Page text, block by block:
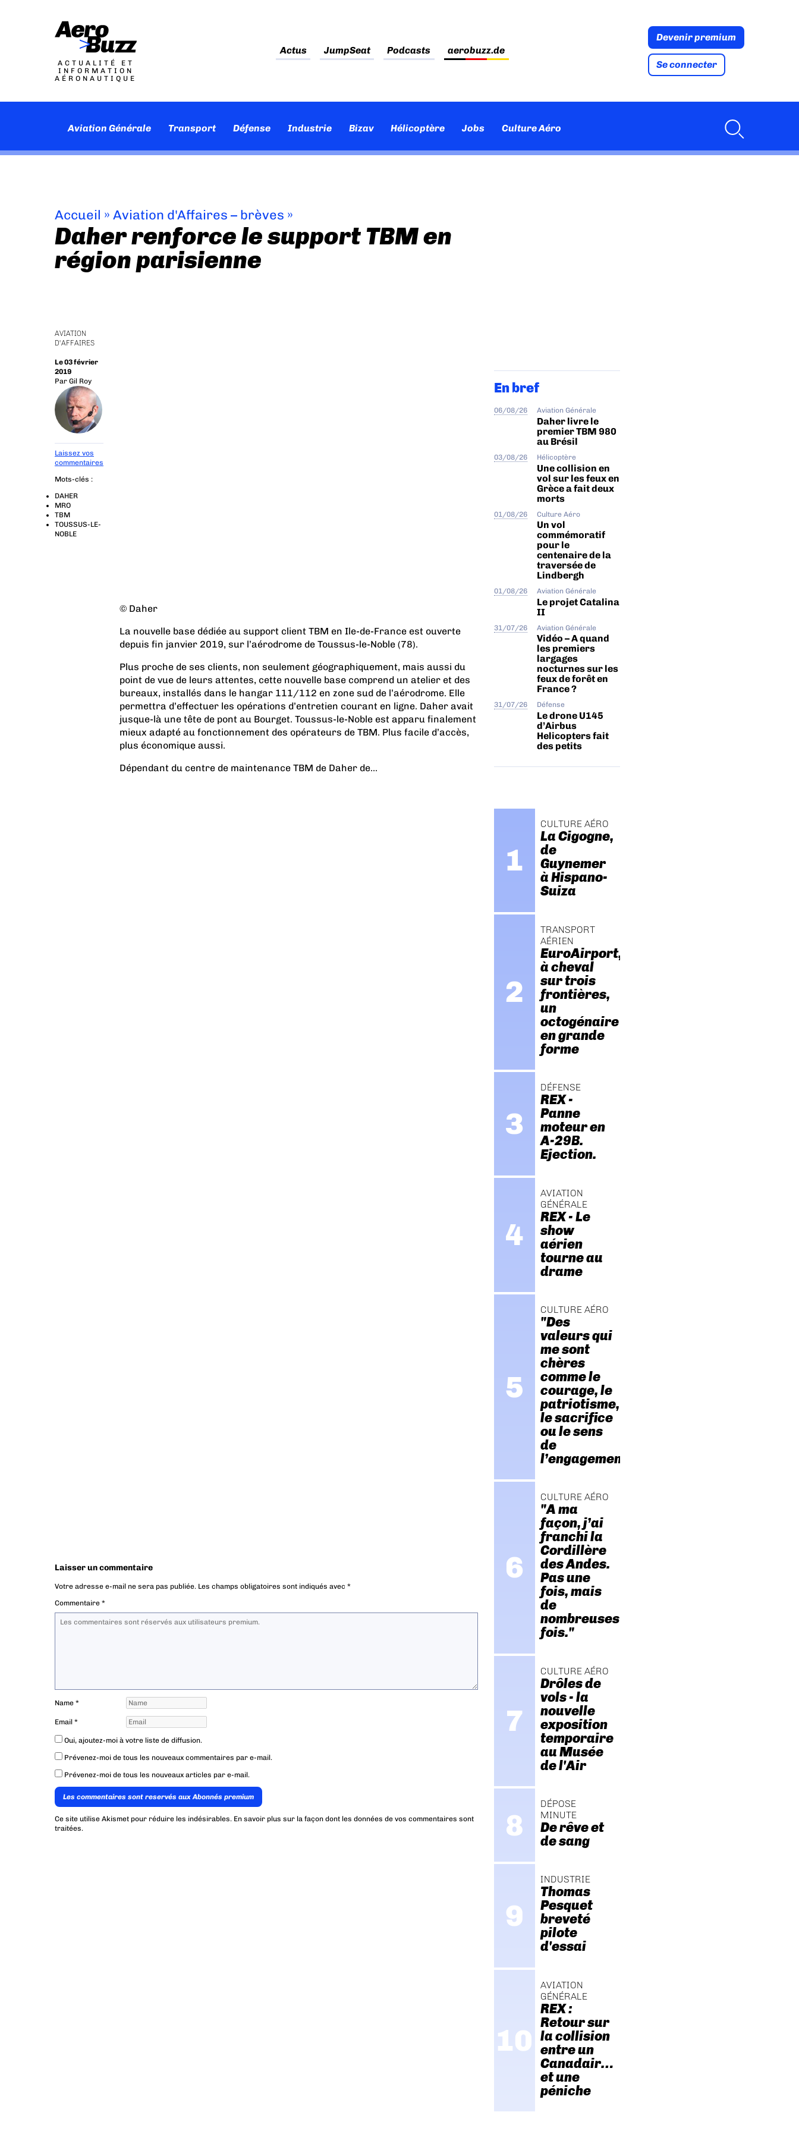
ACTUALITÉ ET
INFORMATION
AÉRONAUTIQUE
Actus JumpSeat Podcasts aerobuzz.de
Devenir premium
Se connecter
Aviation Générale Transport Défense Industrie Bizav Hélicoptère Jobs Culture Aéro
Accueil » Aviation d'Affaires – brèves »
Daher renforce le support TBM en
région parisienne
AVIATION
D'AFFAIRES
Le 03 février
2019
Par Gil Roy
Laissez vos
commentaires
Mots-clés :
DAHER
MRO
TBM
TOUSSUS-LE-
NOBLE
© Daher
La nouvelle base dédiée au support client TBM en Ile-de-France est ouverte
depuis fin janvier 2019, sur l’aérodrome de Toussus-le-Noble (78).
Plus proche de ses clients, non seulement géographiquement, mais aussi du
point de vue de leurs attentes, cette nouvelle base comprend un atelier et des
bureaux, installés dans le hangar 111/112 en zone sud de l’aérodrome. Elle
permettra d’effectuer les opérations d’entretien courant en ligne. Daher avait
jusque-là une tête de pont au Bourget. Toussus-le-Noble est apparu finalement
mieux adapté au fonctionnement des opérateurs de TBM. Plus facile d’accès,
plus économique aussi.
Dépendant du centre de maintenance TBM de Daher de...
Laisser un commentaire
Votre adresse e-mail ne sera pas publiée. Les champs obligatoires sont indiqués avec *
Commentaire *
Name *
Email *
Oui, ajoutez-moi à votre liste de diffusion.
Prévenez-moi de tous les nouveaux commentaires par e-mail.
Prévenez-moi de tous les nouveaux articles par e-mail.
Les commentaires sont reservés aux Abonnés premium
Ce site utilise Akismet pour réduire les indésirables. En savoir plus sur la façon dont les données de vos commentaires sont
traitées.
En bref
06/08/26 Aviation Générale
Daher livre le
premier TBM 980
au Brésil
03/08/26 Hélicoptère
Une collision en
vol sur les feux en
Grèce a fait deux
morts
01/08/26 Culture Aéro
Un vol
commémoratif
pour le
centenaire de la
traversée de
Lindbergh
01/08/26 Aviation Générale
Le projet Catalina
II
31/07/26 Aviation Générale
Vidéo – A quand
les premiers
largages
nocturnes sur les
feux de forêt en
France ?
31/07/26 Défense
Le drone U145
d’Airbus
Helicopters fait
des petits
CULTURE AÉRO
La Cigogne,
de
Guynemer
à Hispano-
Suiza
TRANSPORT
AÉRIEN
EuroAirport,
à cheval
sur trois
frontières,
un
octogénaire
en grande
forme
DÉFENSE
REX -
Panne
moteur en
A-29B.
Ejection.
AVIATION
GÉNÉRALE
REX - Le
show
aérien
tourne au
drame
CULTURE AÉRO
"Des
valeurs qui
me sont
chères
comme le
courage, le
patriotisme,
le sacrifice
ou le sens
de
l’engagement."
CULTURE AÉRO
"A ma
façon, j’ai
franchi la
Cordillère
des Andes.
Pas une
fois, mais
de
nombreuses
fois."
CULTURE AÉRO
Drôles de
vols - la
nouvelle
exposition
temporaire
au Musée
de l'Air
DÉPOSE
MINUTE
De rêve et
de sang
INDUSTRIE
Thomas
Pesquet
breveté
pilote
d'essai
AVIATION
GÉNÉRALE
REX :
Retour sur
la collision
entre un
Canadair…
et une
péniche